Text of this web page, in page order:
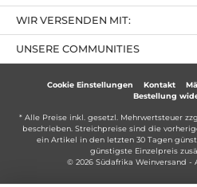
UNSERE COMMUNITIES
WIR VERSENDEN MIT:
Cookie Einstellungen Kontakt
Bestellung
* Alle Preise inkl. gesetzl. Mehrwertsteuer
beschrieben. Streichpreise sind die
ein Artikel in den letzten 30 Tagen
günstigste Einzelpreis
© 2026 Südafrika Weinversand -